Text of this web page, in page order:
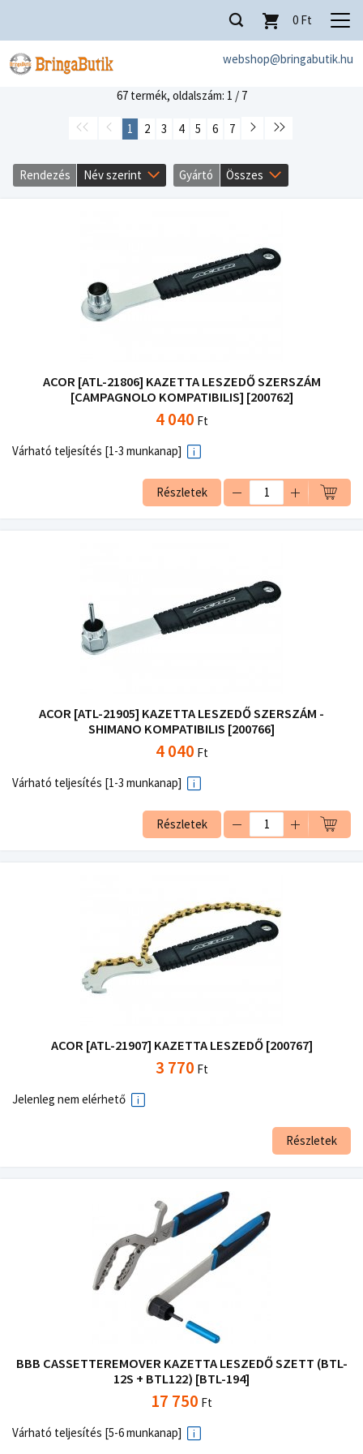
webshop@bringabutik.hu
0 Ft
67 termék, oldalszám: 1 / 7
1 2 3 4 5 6 7
Rendezés Név szerint Gyártó Összes
ACOR [ATL-21806] KAZETTA LESZEDŐ SZERSZÁM
[CAMPAGNOLO KOMPATIBILIS] [200762]
4 040 Ft
Várható teljesítés [1-3 munkanap]
Részletek
ACOR [ATL-21905] KAZETTA LESZEDŐ SZERSZÁM -
SHIMANO KOMPATIBILIS [200766]
4 040 Ft
Várható teljesítés [1-3 munkanap]
Részletek
ACOR [ATL-21907] KAZETTA LESZEDŐ [200767]
3 770 Ft
Jelenleg nem elérhető
Részletek
BBB CASSETTEREMOVER KAZETTA LESZEDŐ SZETT (BTL-
12S + BTL122) [BTL-194]
17 750 Ft
Várható teljesítés [5-6 munkanap]